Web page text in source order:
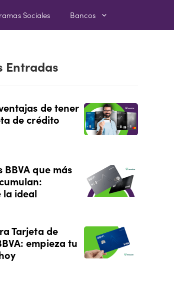
Sociales Bancos
Entradas
de tener
de crédito
que más
la ideal
Tarjeta de
empieza tu